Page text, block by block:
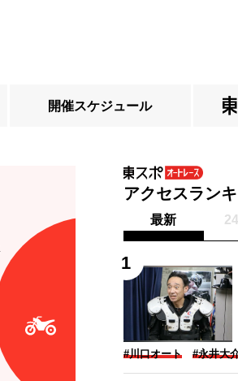
開催スケジュール
アクセスラン
最新
#川口オート #永井大